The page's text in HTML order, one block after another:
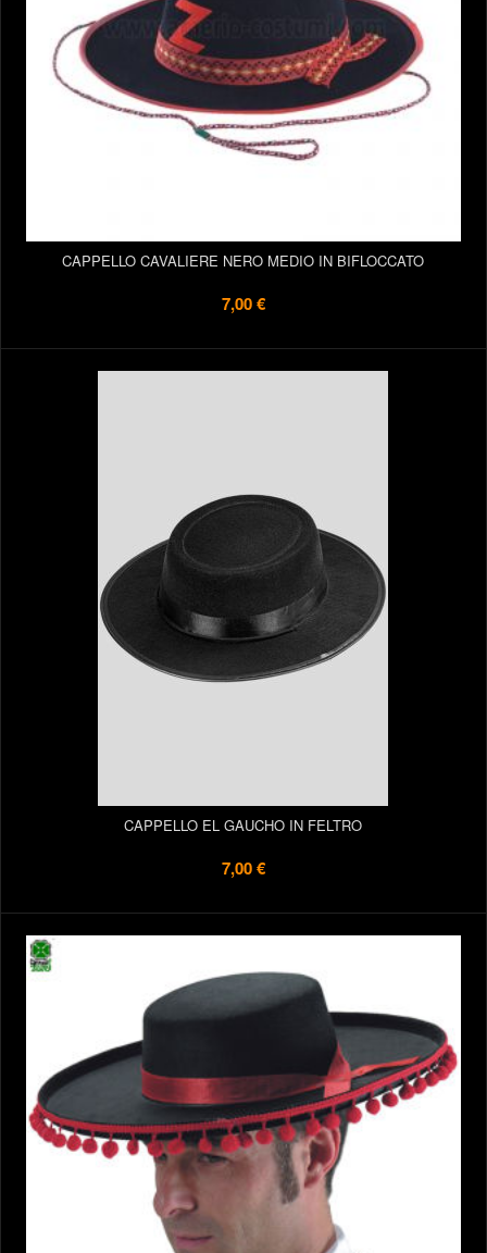
CAPPELLO CAVALIERE NERO MEDIO IN BIFLOCCATO
7,00 €
CAPPELLO EL GAUCHO IN FELTRO
7,00 €